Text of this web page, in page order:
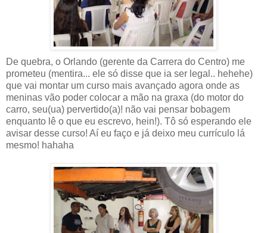
De quebra, o Orlando (gerente da Carrera do Centro) me
prometeu (mentira... ele só disse que ia ser legal.. hehehe)
que vai montar um curso mais avançado agora onde as
meninas vão poder colocar a mão na graxa (do motor do
carro, seu(ua) pervertido(a)! não vai pensar bobagem
enquanto lê o que eu escrevo, hein!). Tô só esperando ele
avisar desse curso! Aí eu faço e já deixo meu currículo lá
mesmo! hahaha